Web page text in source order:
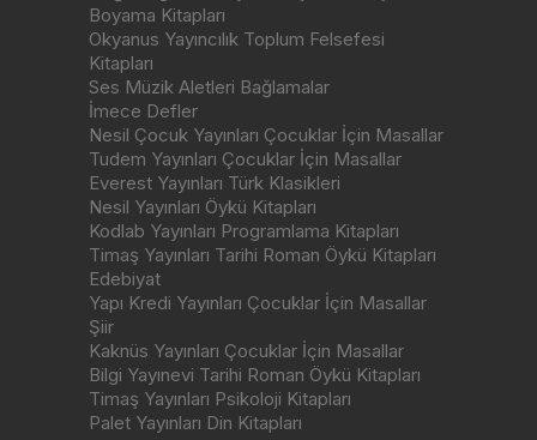
Boyama Kitapları
Okyanus Yayıncılık Toplum Felsefesi
Kitapları
Ses Müzik Aletleri Bağlamalar
İmece Defler
Nesil Çocuk Yayınları Çocuklar İçin Masallar
Tudem Yayınları Çocuklar İçin Masallar
Everest Yayınları Türk Klasikleri
Nesil Yayınları Öykü Kitapları
Kodlab Yayınları Programlama Kitapları
Timaş Yayınları Tarihi Roman Öykü Kitapları
Edebiyat
Yapı Kredi Yayınları Çocuklar İçin Masallar
Şiir
Kaknüs Yayınları Çocuklar İçin Masallar
Bilgi Yayınevi Tarihi Roman Öykü Kitapları
Timaş Yayınları Psikoloji Kitapları
Palet Yayınları Din Kitapları